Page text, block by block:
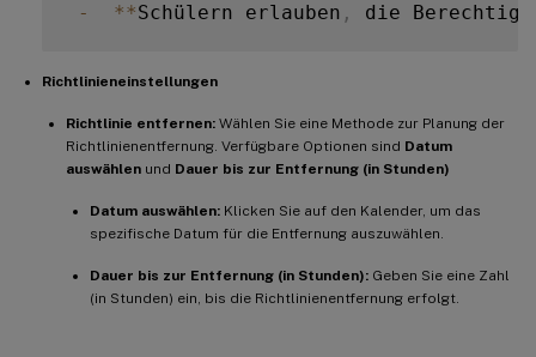
- **Schülern erlauben , die
Richtlinieneinstellungen
Richtlinie entfernen: Wählen Sie eine Methode zur Planung der
Richtlinienentfernung. Verfügbare Optionen sind Datum
auswählen und Dauer bis zur Entfernung (in Stunden)
Datum auswählen: Klicken Sie auf den Kalender, um das
spezifische Datum für die Entfernung auszuwählen.
Dauer bis zur Entfernung (in Stunden): Geben Sie eine Zahl
(in Stunden) ein, bis die Richtlinienentfernung erfolgt.